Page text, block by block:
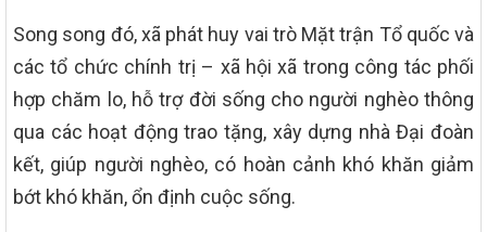
Song song đó, xã phát huy vai trò Mặt trận Tổ quốc và
các tổ chức chính trị – xã hội xã trong công tác phối
hợp chăm lo, hỗ trợ đời sống cho người nghèo thông
qua các hoạt động trao tặng, xây dựng nhà Đại đoàn
kết, giúp người nghèo, có hoàn cảnh khó khăn giảm
bớt khó khăn, ổn định cuộc sống.